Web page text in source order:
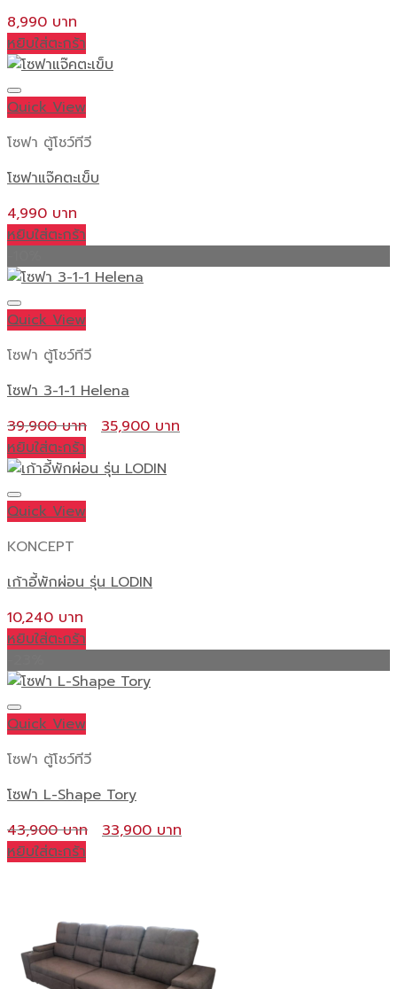
8,990
หยิบใส่ตะกร้า
Quick View
โซฟา ตู้โชว์ทีวี
โซฟาแจ๊คตะเข็บ
4,990
หยิบใส่ตะกร้า
Quick View
โซฟา ตู้โชว์ทีวี
โซฟา 3-1-1 Helena
39,900
Original
was:
35,900
หยิบใส่ตะกร้า
Quick View
KONCEPT
เก้าอี้พักผ่อน รุ่น LODIN
10,240
หยิบใส่ตะกร้า
Quick View
โซฟา ตู้โชว์ทีวี
โซฟา L-Shape Tory
43,900
Original
33,900
หยิบใส่ตะกร้า